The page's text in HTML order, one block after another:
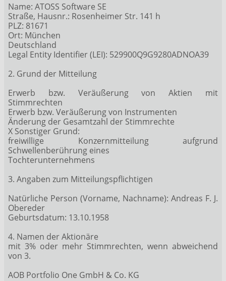
Name: ATOSS Software SE
Straße, Hausnr.: Rosenheimer Str. 141 h
PLZ: 81671
Ort: München
Deutschland
Legal Entity Identifier (LEI): 529900Q9G9280ADNOA39
2. Grund der Mitteilung
Erwerb bzw. Veräußerung von Aktien mit
Stimmrechten
Erwerb bzw. Veräußerung von Instrumenten
Änderung der Gesamtzahl der Stimmrechte
X Sonstiger Grund:
freiwillige Konzernmitteilung aufgrund
Schwellenberührung eines
Tochterunternehmens
3. Angaben zum Mitteilungspflichtigen
Natürliche Person (Vorname, Nachname): Andreas F. J.
Obereder
Geburtsdatum: 13.10.1958
4. Namen der Aktionäre
mit 3% oder mehr Stimmrechten, wenn abweichend
von 3.
AOB Portfolio One GmbH & Co. KG